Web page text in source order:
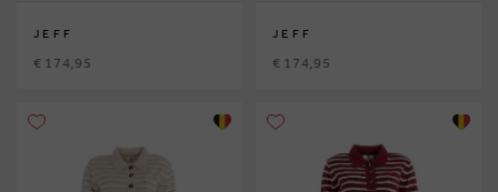
JEFF
€ 174,95
JEFF
€ 174,95